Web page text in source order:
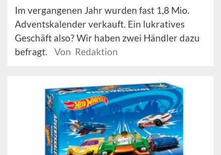
Im vergangenen Jahr wurden fast 1,8 Mio.
Adventskalender verkauft. Ein lukratives
Geschäft also? Wir haben zwei Händler dazu
befragt.
Von Redaktion